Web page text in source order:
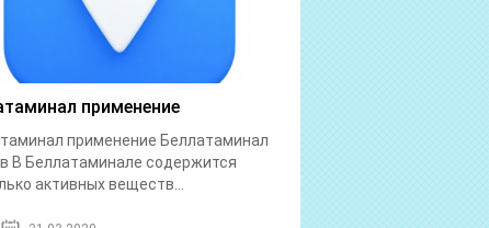
применение
применение Беллатаминал
В Беллатаминале содержится
активных веществ...